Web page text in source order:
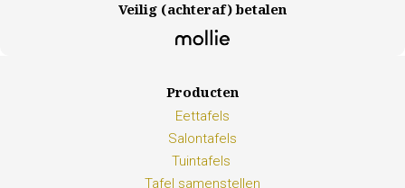
Veilig (achteraf) betalen
Producten
Eettafels
Salontafels
Tuintafels
Tafel samenstellen